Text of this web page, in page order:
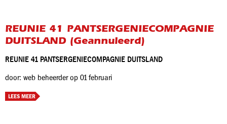
REUNIE 41 PANTSERGENIECOMPAGNIE
DUITSLAND (Geannuleerd)
REUNIE 41 PANTSERGENIECOMPAGNIE DUITSLAND
door: web beheerder op 01 februari
LEES MEER